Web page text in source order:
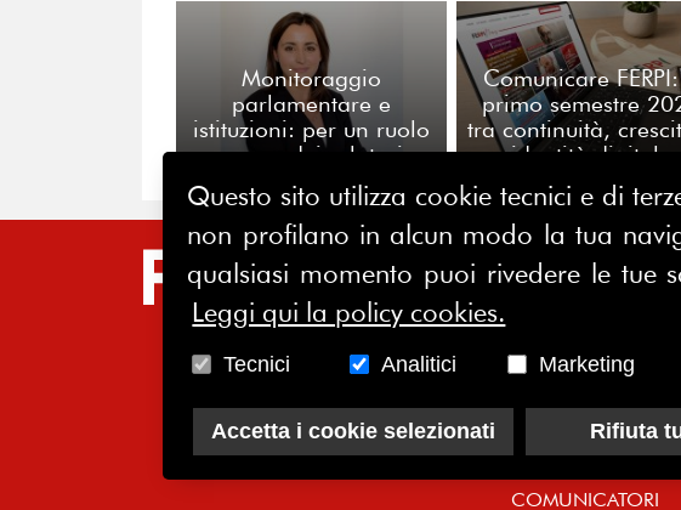
Monitoraggio
parlamentare e
istituzioni: per un ruolo
nuovo dei relatori
pubblici nei tavoli dove
nascono le norme
Comunicare
primo semestre
tra continuità,
identità digitale
SITE MAP
CHI SIAMO
ASSOCIAZIONE
SOCI
COMUNICATORI
Questo sito utilizza cookie tecnici e di
non profilano in alcun modo la tua
qualsiasi momento puoi rivedere le tue
Leggi qui la policy cookies.
Tecnici Analitici Marketing
Accetta i cookie selezionati Rifiuta